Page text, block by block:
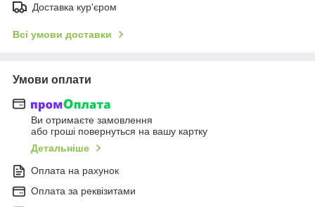
Доставка кур'єром
Всі умови доставки
Умови оплати
Ви отримаєте замовлення
або гроші повернуться на вашу картку
Детальніше
Оплата на рахунок
Оплата за реквізитами